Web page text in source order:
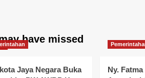
have missed
Jaya Negara Buka
Ny.